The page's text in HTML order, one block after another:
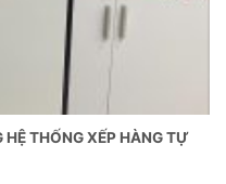
THỐNG XẾP HÀNG TỰ